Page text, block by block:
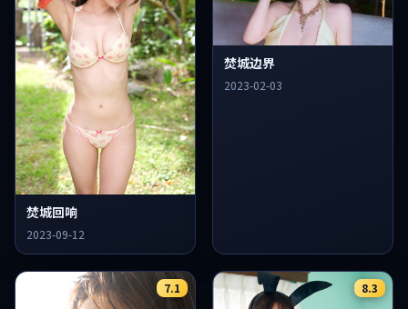
焚城回响
2023-09-12
焚城边界
2023-02-03
7.1 8.3